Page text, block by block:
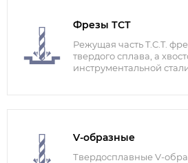
Фрезы ТСТ
Режущая часть T.C.T.
твердого сплава, а
инструментальной
V-образные
Твердосплавные V-